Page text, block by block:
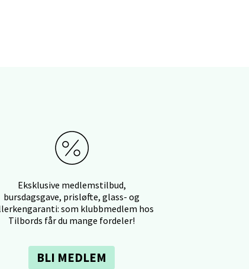
Eksklusive medlemstilbud,
bursdagsgave, prisløfte, glass- og
som klubbmedlem hos
Tilbords får du mange fordeler!
BLI MEDLEM